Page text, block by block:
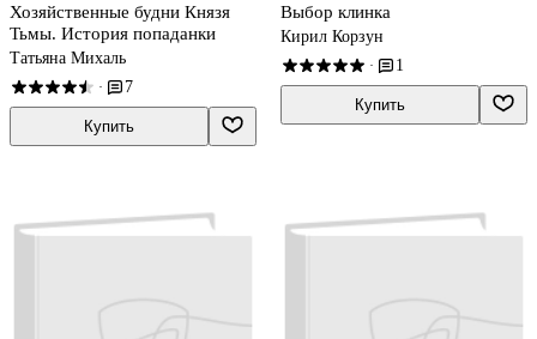
Хозяйственные будни Князя
Тьмы. История попаданки
Татьяна Михаль
· 7
Купить
Выбор клинка
Кирил Корзун
· 1
Купить